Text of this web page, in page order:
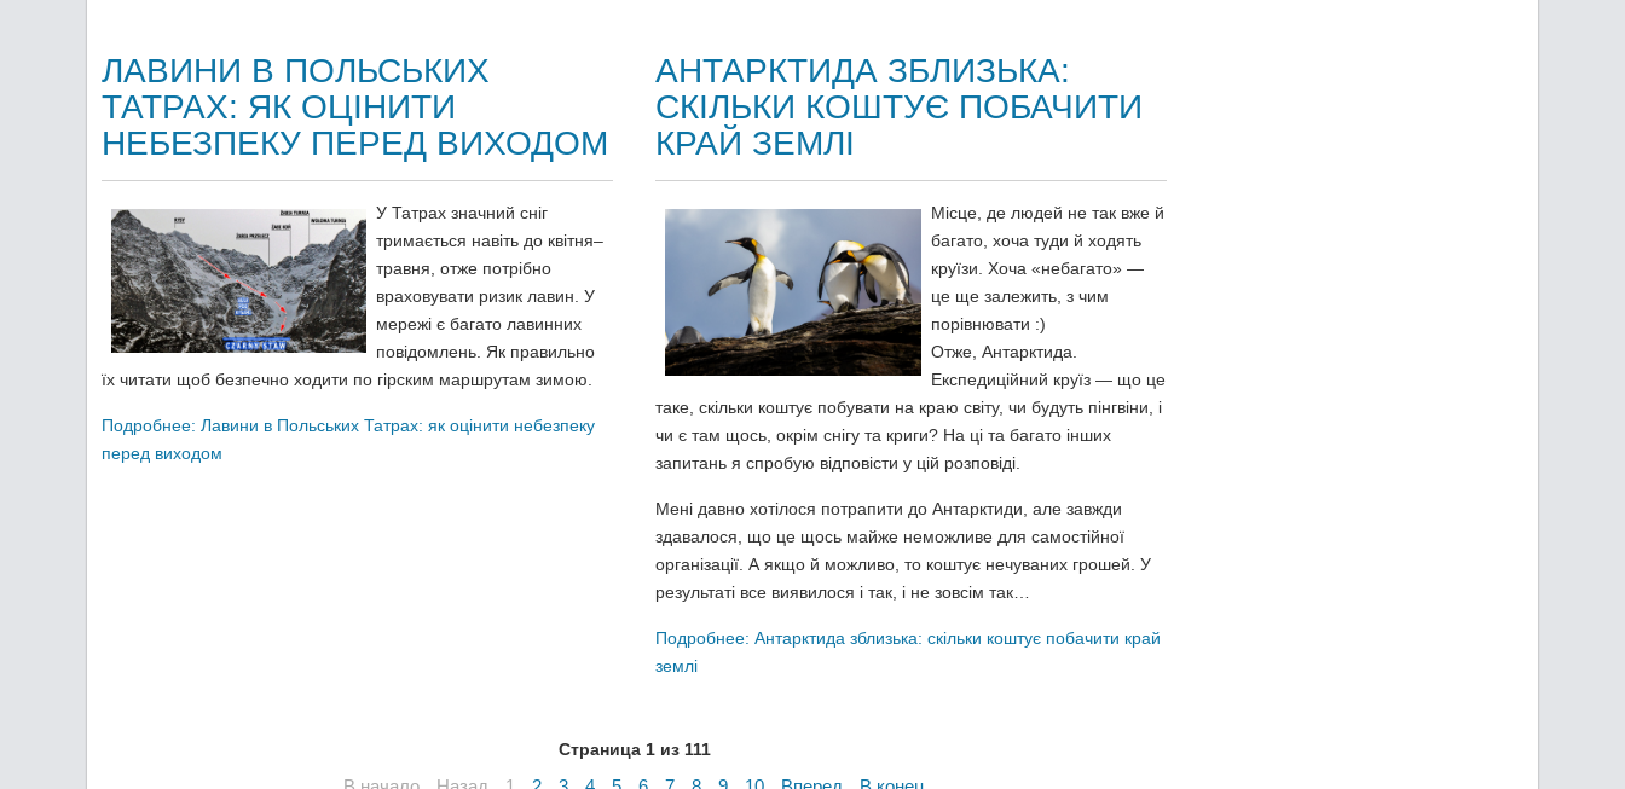
ЛАВИНИ В ПОЛЬСЬКИХ
ТАТРАХ: ЯК ОЦІНИТИ
НЕБЕЗПЕКУ ПЕРЕД ВИХОДОМ
У Татрах значний сніг
тримається навіть до квітня–
травня, отже потрібно
враховувати ризик лавин. У
мережі є багато лавинних
повідомлень. Як правильно
їх читати щоб безпечно ходити по гірским маршрутам зимою.
Подробнее: Лавини в Польських Татрах: як оцінити небезпеку
перед виходом
АНТАРКТИДА ЗБЛИЗЬКА:
СКІЛЬКИ КОШТУЄ ПОБАЧИТИ
КРАЙ ЗЕМЛІ
Місце, де людей не так вже й
багато, хоча туди й ходять
круїзи. Хоча «небагато» —
це ще залежить, з чим
порівнювати :)
Отже, Антарктида.
Експедиційний круїз — що це
таке, скільки коштує побувати на краю світу, чи будуть пінгвіни, і
чи є там щось, окрім снігу та криги? На ці та багато інших
запитань я спробую відповісти у цій розповіді.
Мені давно хотілося потрапити до Антарктиди, але завжди
здавалося, що це щось майже неможливе для самостійної
організації. А якщо й можливо, то коштує нечуваних грошей. У
результаті все виявилося і так, і не зовсім так…
Подробнее: Антарктида зблизька: скільки коштує побачити край
землі
Страница 1 из 111